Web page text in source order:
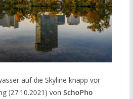
auf die Skyline knapp vor
(27.10.2021) von SchoPho